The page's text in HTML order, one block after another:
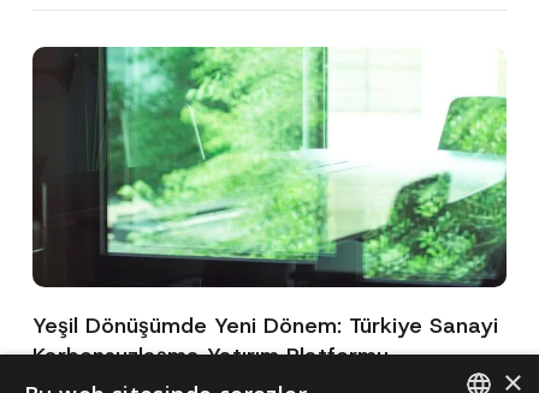
Yeşil Dönüşümde Yeni Dönem: Türkiye Sanayi
Karbonsuzlaşma Yatırım Platformu
Oluşturuldu
×